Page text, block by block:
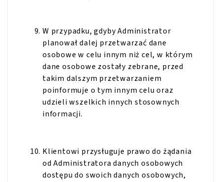
W przypadku, gdyby Administrator
planował dalej przetwarzać dane
osobowe w celu innym niż cel, w którym
dane osobowe zostały zebrane, przed
takim dalszym przetwarzaniem
poinformuje o tym innym celu oraz
udzieli wszelkich innych stosownych
informacji.
Klientowi przysługuje prawo do żądania
od Administratora danych osobowych
dostępu do swoich danych osobowych,